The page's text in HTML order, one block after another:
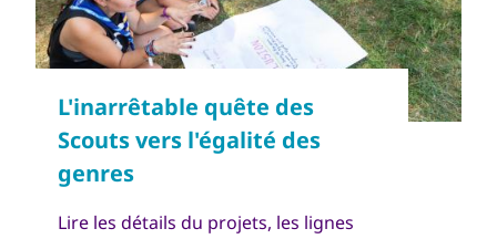
Copyright
World Scout Bureau - Enrique Leon
Lire les détails du projets, les lignes